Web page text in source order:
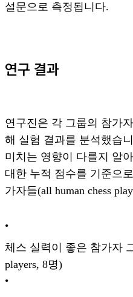
설문으로 측정됩니다.
연구 결과
연구진은 각 그룹의 참가
해 실험 결과를 분석했습
미치는 영향이 다를지 알
대한 누적 점수를 기준으
가자들(all human chess
•
체스 실력이 좋은 참가자
players, 8명)
•